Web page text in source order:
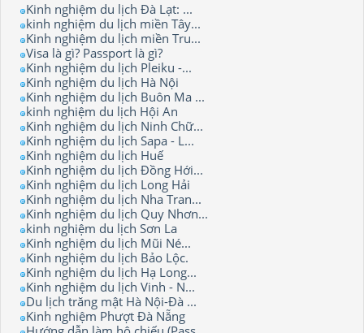
Kinh nghiệm du lịch Đà Lạt: ...
kinh nghiệm du lịch miền Tây...
Kinh nghiệm du lịch miền Tru...
Visa là gì? Passport là gì?
Kinh nghiệm du lịch Pleiku -...
Kinh nghiệm du lịch Hà Nội
Kinh nghiệm du lịch Buôn Ma ...
kinh nghiệm du lịch Hội An
Kinh nghiệm du lịch Ninh Chữ...
Kinh nghiệm du lịch Sapa - L...
Kinh nghiệm du lịch Huế
Kinh nghiệm du lịch Đồng Hới...
Kinh nghiệm du lịch Long Hải
Kinh nghiệm du lịch Nha Tran...
Kinh nghiệm du lịch Quy Nhơn...
kinh nghiệm du lịch Sơn La
Kinh nghiệm du lịch Mũi Né...
Kinh nghiệm du lịch Bảo Lộc.
Kinh nghiệm du lịch Hạ Long...
Kinh nghiệm du lịch Vinh - N...
Du lịch trăng mật Hà Nội-Đà ...
Kinh nghiệm Phượt Đà Nẵng